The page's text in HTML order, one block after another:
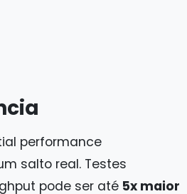
performance
salto real. Testes
pode ser até 5x maior